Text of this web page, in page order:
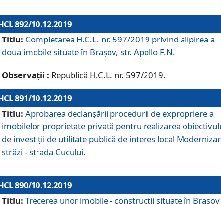
892/10.12.2019
Titlu: Completarea H.C.L. nr. 597/2019 privind alipirea a
doua imobile situate în Brașov, str. Apollo F.N.
Observații : Republică H.C.L. nr. 597/2019.
891/10.12.2019
Titlu: Aprobarea declanșării procedurii de expropriere a
imobilelor proprietate privată pentru realizarea
de investiții de utilitate publică de interes local
străzi - strada Cucului.
890/10.12.2019
Titlu: Trecerea unor imobile - construcții situate în Brașov